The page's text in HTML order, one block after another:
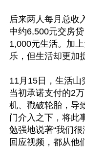
后来两人每月总收
中约6,500元交房
1,000元生活。加
乐，但生活却更加
11月15日，生活山
当初承诺支付的2
机、戳破轮胎，导
门介入之下，将此
勉强地说著“我们
回应视频，都从他